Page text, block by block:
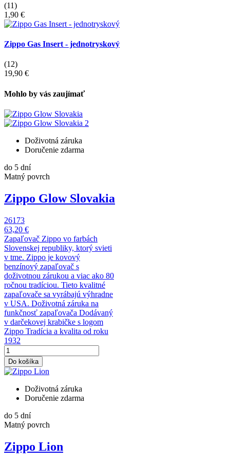
(11)
1,90 €
Zippo Gas Insert - jednotryskový
(12)
19,90 €
Mohlo by vás zaujímať
Doživotná záruka
Doručenie zdarma
do 5 dní
Matný povrch
Zippo Glow Slovakia
26173
63,20 €
Zapaľovač Zippo vo farbách
Slovenskej republiky, ktorý svieti
v tme. Zippo je kovový
benzínový zapaľovač s
doživotnou zárukou a viac ako 80
ročnou tradíciou. Tieto kvalitné
zapaľovače sa vyrábajú výhradne
v USA. Doživotná záruka na
funkčnosť zapaľovača Dodávaný
v darčekovej krabičke s logom
Zippo Tradícia a kvalita od roku
1932
Do košíka
Doživotná záruka
Doručenie zdarma
do 5 dní
Matný povrch
Zippo Lion